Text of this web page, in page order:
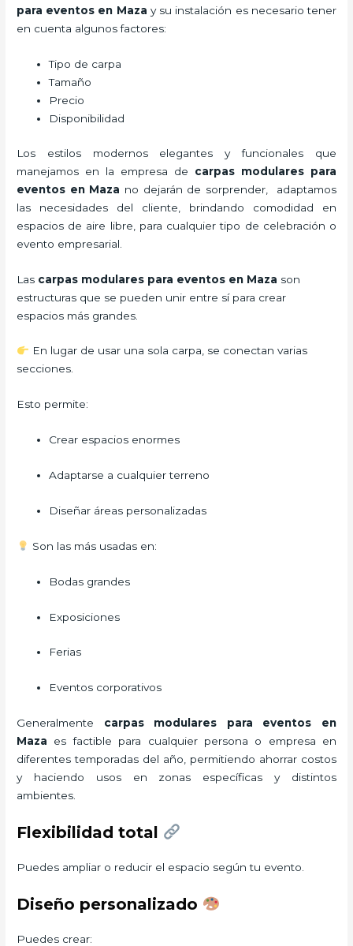
para eventos en Maza y su instalación es necesario tener
en cuenta algunos factores:
Tipo de carpa
Tamaño
Precio
Disponibilidad
Los estilos modernos elegantes y funcionales que
manejamos en la empresa de carpas modulares para
eventos en Maza no dejarán de sorprender, adaptamos
las necesidades del cliente, brindando comodidad en
espacios de aire libre, para cualquier tipo de celebración o
evento empresarial.
Las carpas modulares para eventos en Maza son
estructuras que se pueden unir entre sí para crear
espacios más grandes.
En lugar de usar una sola carpa, se conectan varias
secciones.
Esto permite:
Crear espacios enormes
Adaptarse a cualquier terreno
Diseñar áreas personalizadas
Son las más usadas en:
Bodas grandes
Exposiciones
Ferias
Eventos corporativos
Generalmente carpas modulares para eventos en
Maza es factible para cualquier persona o empresa en
diferentes temporadas del año, permitiendo ahorrar costos
y haciendo usos en zonas específicas y distintos
ambientes.
Flexibilidad total
Puedes ampliar o reducir el espacio según tu evento.
Diseño personalizado
Puedes crear: